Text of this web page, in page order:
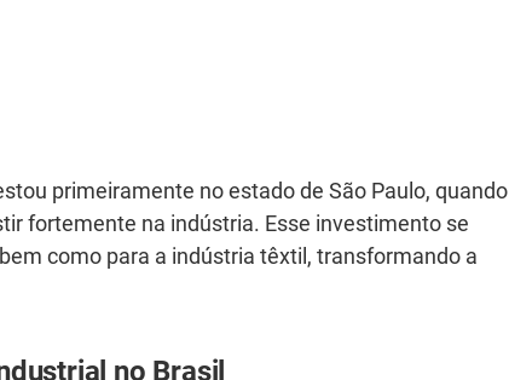
primeiramente no estado de São Paulo, quando
fortemente na indústria. Esse investimento se
como para a indústria têxtil, transformando a
no Brasil